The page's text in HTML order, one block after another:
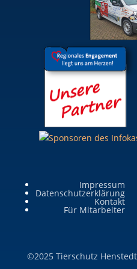
Impressum
Datenschutzerklärung
Kontakt
Für Mitarbeiter
©2025 Tierschutz